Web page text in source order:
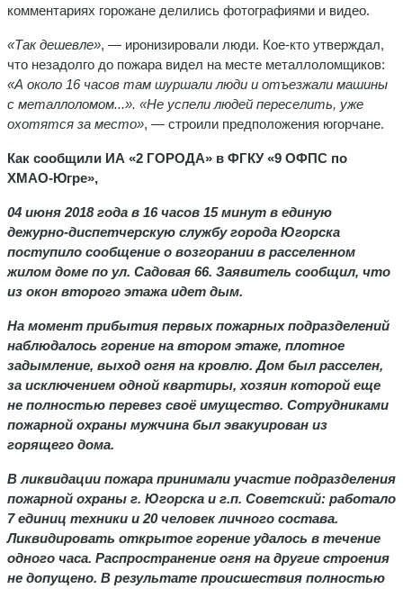
комментариях горожане делились фотографиями и видео.
«Так дешевле», — иронизировали люди. Кое-кто утверждал,
что незадолго до пожара видел на месте металлоломщиков:
«А около 16 часов там шуршали люди и отъезжали машины
с металлоломом...». «Не успели людей переселить, уже
охотятся за место», — строили предположения югорчане.
Как сообщили ИА «2 ГОРОДА» в ФГКУ «9 ОФПС по
ХМАО-Югре»,
04 июня 2018 года в 16 часов 15 минут в единую
дежурно-диспетчерскую службу города Югорска
поступило сообщение о возгорании в расселенном
жилом доме по ул. Садовая 66. Заявитель сообщил, что
из окон второго этажа идет дым.
На момент прибытия первых пожарных подразделений
наблюдалось горение на втором этаже, плотное
задымление, выход огня на кровлю. Дом был расселен,
за исключением одной квартиры, хозяин которой еще
не полностью перевез своё имущество. Сотрудниками
пожарной охраны мужчина был эвакуирован из
горящего дома.
В ликвидации пожара принимали участие подразделения
пожарной охраны г. Югорска и г.п. Советский: работало
7 единиц техники и 20 человек личного состава.
Ликвидировать открытое горение удалось в течение
одного часа. Распространение огня на другие строения
не допущено. В результате происшествия полностью